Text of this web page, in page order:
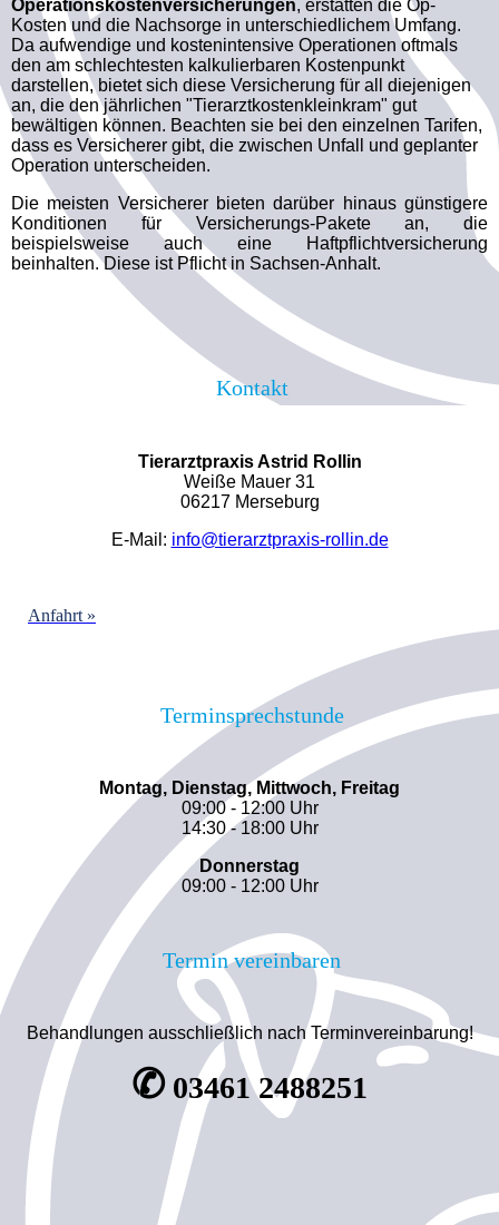
Operationskostenversicherungen, erstatten die Op-
Kosten und die Nachsorge in unterschiedlichem Umfang.
Da aufwendige und kostenintensive Operationen oftmals
den am schlechtesten kalkulierbaren Kostenpunkt
darstellen, bietet sich diese Versicherung für all diejenigen
an, die den jährlichen "Tierarztkostenkleinkram" gut
bewältigen können. Beachten sie bei den einzelnen Tarifen,
dass es Versicherer gibt, die zwischen Unfall und geplanter
Operation unterscheiden.
Die meisten Versicherer bieten darüber hinaus günstigere
Konditionen für Versicherungs-Pakete an, die
beispielsweise auch eine Haftpflichtversicherung
beinhalten. Diese ist Pflicht in Sachsen-Anhalt.
Kontakt
Tierarztpraxis Astrid Rollin
Weiße Mauer 31
06217 Merseburg
E-Mail: info@tierarztpraxis-rollin.de
Anfahrt »
Terminsprechstunde
Montag, Dienstag, Mittwoch, Freitag
09:00 - 12:00 Uhr
14:30 - 18:00 Uhr
Donnerstag
09:00 - 12:00 Uhr
Termin vereinbaren
Behandlungen ausschließlich nach Terminvereinbarung!
✆03461 2488251